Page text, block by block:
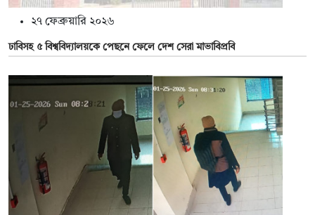
২৭ ফেব্রুয়ারি ২০২৬
ঢাবিসহ ৫ বিশ্ববিদ্যালয়কে পেছনে ফেলে দেশ সেরা মাভাবিপ্রবি